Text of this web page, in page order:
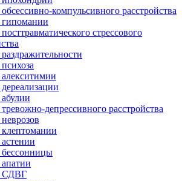
компульсивного расстройства
стрессового
депрессивного расстройства
СДВГ